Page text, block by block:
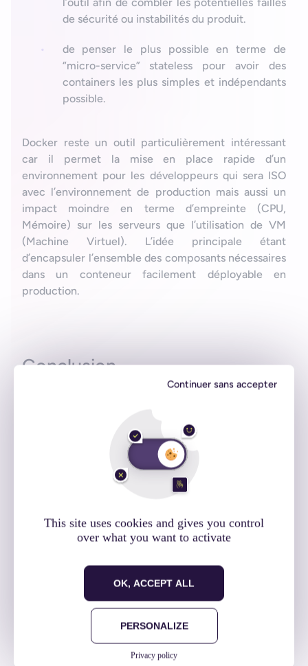
This site uses cookies and gives you control
over what you want to activate
OK, ACCEPT ALL
Continuer sans accepter
PERSONALIZE
Privacy policy
de sécurité ou instabilités du produit.
de penser le plus possible en terme de
“micro-service” stateless pour avoir des
containers les plus simples et indépendants
possible.
Docker reste un outil particulièrement intéressant
car il permet la mise en place rapide d’un
environnement pour les développeurs qui sera ISO
avec l’environnement de production mais aussi un
impact moindre en terme d’empreinte (CPU,
Mémoire) sur les serveurs que l’utilisation de VM
(Machine Virtuel). L’idée principale étant
d’encapsuler l’ensemble des composants nécessaires
dans un conteneur facilement déployable en
production.
Conclusion
Crédit photo :Yoann Dubreuil
De manière générale, ceBreizhcamp 2015
un panel très varié de conférences allant du